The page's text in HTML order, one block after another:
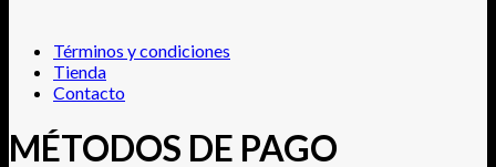
Términos y condiciones
Tienda
Contacto
MÉTODOS DE PAGO